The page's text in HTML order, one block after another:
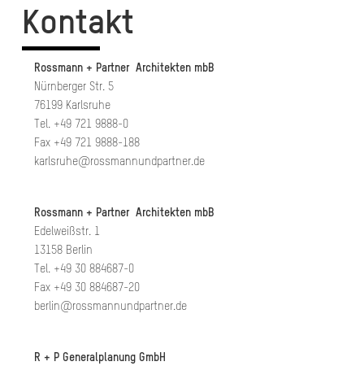
Kontakt
Rossmann + Partner Architekten mbB
Nürnberger Str. 5
76199 Karlsruhe
Tel. +49 721 9888-0
Fax +49 721 9888-188
karlsruhe@rossmannundpartner.de
Rossmann + Partner Architekten mbB
Edelweißstr. 1
13158 Berlin
Tel. +49 30 884687-0
Fax +49 30 884687-20
berlin@rossmannundpartner.de
R + P Generalplanung GmbH